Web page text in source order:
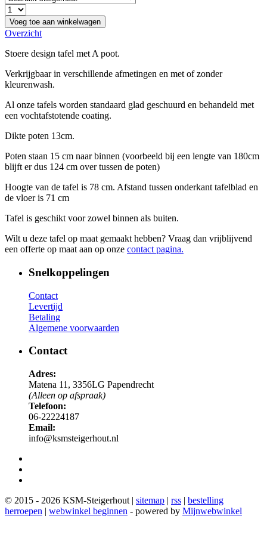
Voeg toe aan winkelwagen
Overzicht
Stoere design tafel met A poot.
Verkrijgbaar in verschillende afmetingen en met of zonder
kleurenwash.
Al onze tafels worden standaard glad geschuurd en behandeld met
een vochtafstotende coating.
Dikte poten 13cm.
Poten staan 15 cm naar binnen (voorbeeld bij een lengte van 180cm
blijft er dus 124 cm over tussen de poten)
Hoogte van de tafel is 78 cm. Afstand tussen onderkant tafelblad en
de vloer is 71 cm
Tafel is geschikt voor zowel binnen als buiten.
Wilt u deze tafel op maat gemaakt hebben? Vraag dan vrijblijvend
een offerte op maat aan op onze contact pagina.
Snelkoppelingen
Contact
Levertijd
Betaling
Algemene voorwaarden
Contact
Adres:
Matena 11, 3356LG Papendrecht
(Alleen op afspraak)
Telefoon:
06-22224187
Email:
info@ksmsteigerhout.nl
© 2015 - 2026 KSM-Steigerhout | sitemap | rss | bestelling
herroepen | webwinkel beginnen - powered by Mijnwebwinkel